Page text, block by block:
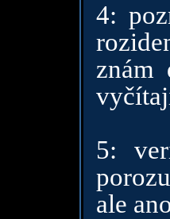
4:
znám
5:
ale